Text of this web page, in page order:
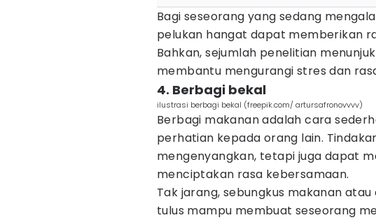
Bagi seseorang yang sedang
pelukan hangat dapat memberikan
Bahkan, sejumlah penelitian
membantu mengurangi stres dan
4. Berbagi bekal
ilustrasi berbagi bekal (freepik.com/ artursafronovvvv)
Berbagi makanan adalah cara
perhatian kepada orang lain.
mengenyangkan, tetapi juga dapat
menciptakan rasa kebersamaan.
Tak jarang, sebungkus makanan
tulus mampu membuat seseorang